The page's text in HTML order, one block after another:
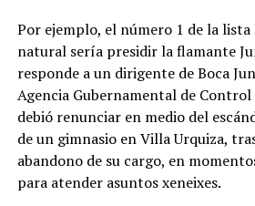
Por ejemplo, el número 1 de la
natural sería presidir la flamante
responde a un dirigente de Boca
Agencia Gubernamental de Control
debió renunciar en medio del
de un gimnasio en Villa Urquiza,
abandono de su cargo, en
para atender asuntos xeneixes.